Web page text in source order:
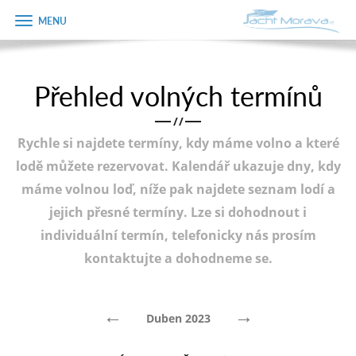
Úvodní strana
Plán plavby
Tipy na výlet
Fotogalerie
Zobrazit
menu
Přehled volných termínů
/ /
Rychle si najdete termíny, kdy máme volno a které
lodě můžete rezervovat. Kalendář ukazuje dny, kdy
máme volnou loď, níže pak najdete seznam lodí a
jejich přesné termíny. Lze si dohodnout i
individuální termín, telefonicky nás prosím
kontaktujte a dohodneme se.
← Duben 2023 →
Objednávka
dárkového
Jméno
Telefon
E-mail